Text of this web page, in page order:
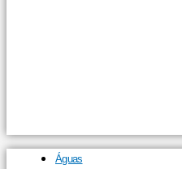
Águas